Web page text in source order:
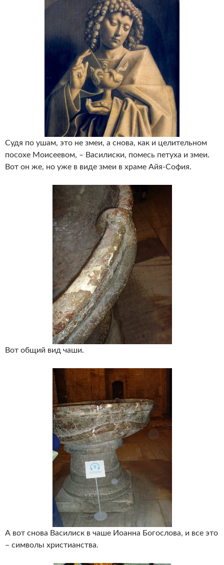
Судя по ушам, это не змеи, а снова, как и целительном
посохе Моисеевом, – Василиски, помесь петуха и змеи.
Вот он же, но уже в виде змеи в храме Айя-София.
Вот общий вид чаши.
А вот снова Василиск в чаше Иоанна Богослова, и все это
– символы христианства.